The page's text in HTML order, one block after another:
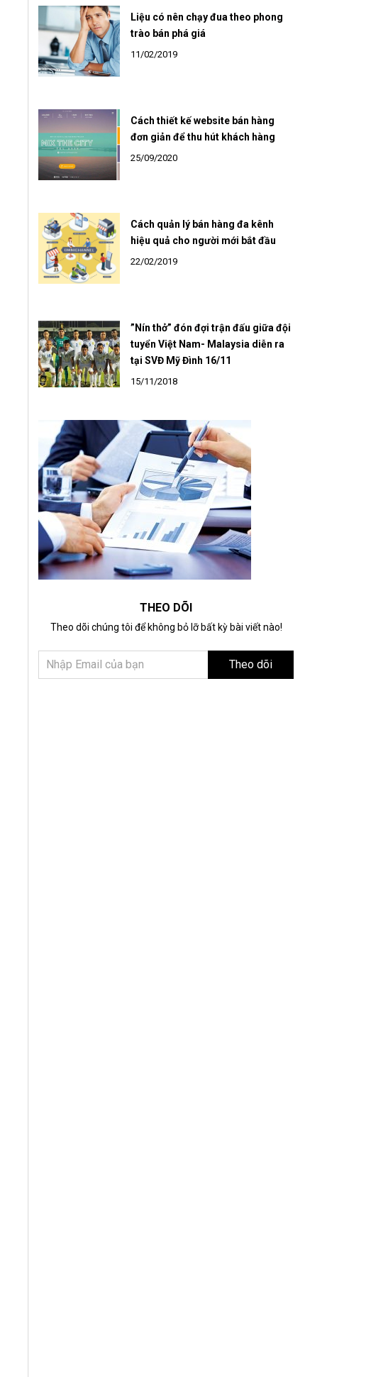
Liệu có nên chạy đua theo phong
Cách thiết kế website bán hàng
Cách quản lý bán hàng đa kênh
”Nín thở” đón đợi trận đấu giữa đội
tuyển Việt Nam- Malaysia diễn ra
THEO DÕI
Theo dõi